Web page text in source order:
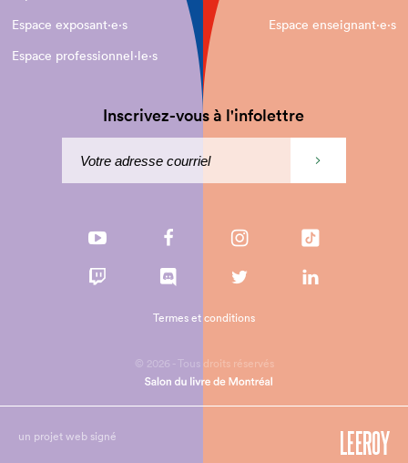
Espace exposant·e⋅s
Espace enseignant·e⋅s
Espace professionnel·le⋅s
Inscrivez-vous à l'infolettre
© 2026 - Tous droits réservés
Termes et conditions
un projet web signé